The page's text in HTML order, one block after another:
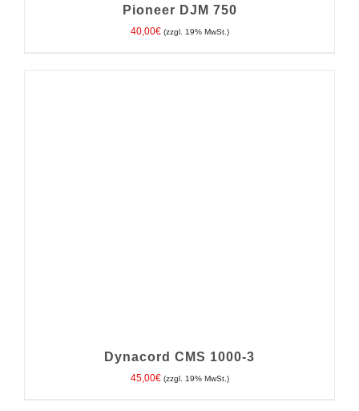
Pioneer DJM 750
40,00€ (zzgl. 19% MwSt.)
Dynacord CMS 1000-3
45,00€ (zzgl. 19% MwSt.)